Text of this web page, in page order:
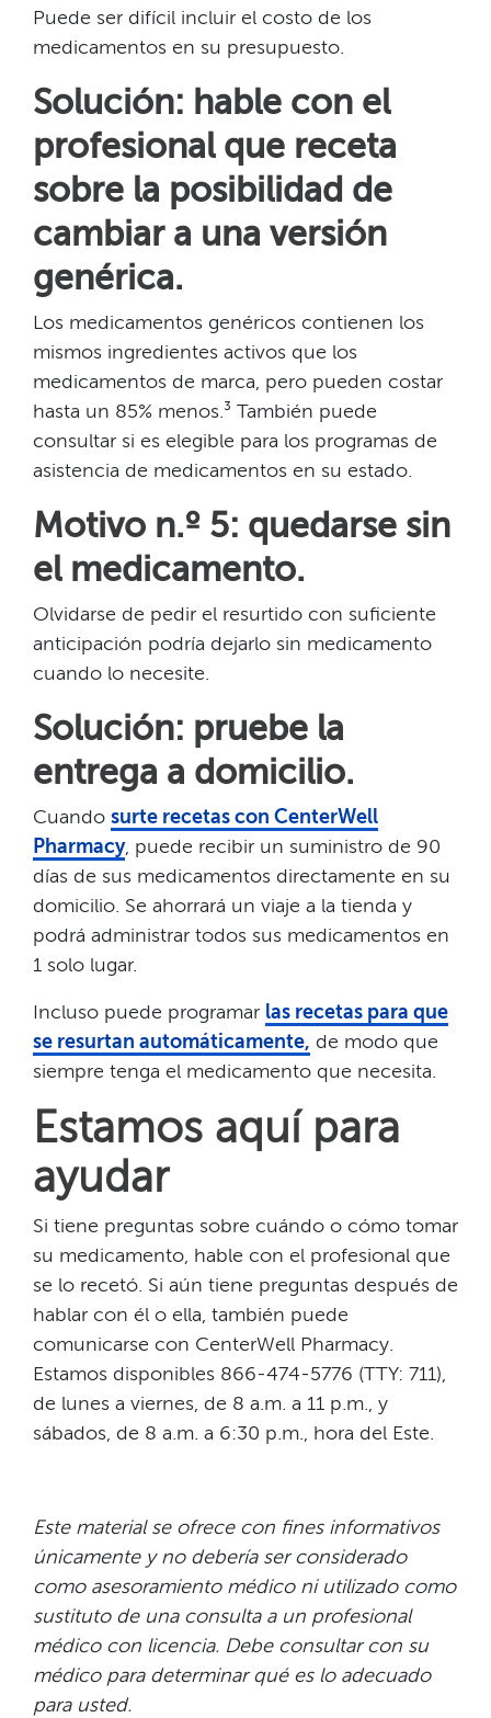
Puede ser difícil incluir el costo de los
medicamentos en su presupuesto.​​
Solución: hable con el
profesional que receta
sobre la posibilidad de
cambiar a una versión
genérica.​​
Los medicamentos genéricos contienen los
mismos ingredientes activos que los
medicamentos de marca, pero pueden costar
hasta un 85% menos.³ También puede
consultar si es elegible para los programas de
asistencia de medicamentos en su estado.​​
Motivo n.º 5: quedarse sin
el medicamento.​​
Olvidarse de pedir el resurtido con suficiente
anticipación podría dejarlo sin medicamento
cuando lo necesite.​​
Solución: pruebe la
entrega a domicilio.​​
Cuando surte recetas con CenterWell
Pharmacy, puede recibir un suministro de 90
días de sus medicamentos directamente en su
domicilio. Se ahorrará un viaje a la tienda y
podrá administrar todos sus medicamentos en
1 solo lugar.​​
Incluso puede programar las recetas para que
se resurtan automáticamente, de modo que
siempre tenga el medicamento que necesita.​​
Estamos aquí para
ayudar​​
Si tiene preguntas sobre cuándo o cómo tomar
su medicamento, hable con el profesional que
se lo recetó. Si aún tiene preguntas después de
hablar con él o ella, también puede
comunicarse con CenterWell Pharmacy.
Estamos disponibles 866-474-5776 (TTY: 711),
de lunes a viernes, de 8 a.m. a 11 p.m., y
sábados, de 8 a.m. a 6:30 p.m., hora del Este.​​
Este material se ofrece con fines informativos
únicamente y no debería ser considerado
como asesoramiento médico ni utilizado como
sustituto de una consulta a un profesional
médico con licencia. Debe consultar con su
médico para determinar qué es lo adecuado
para usted.​​